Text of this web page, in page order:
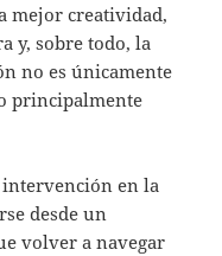
mejor creatividad,
y, sobre todo, la
no es únicamente
principalmente
intervención en la
desde un
volver a navegar